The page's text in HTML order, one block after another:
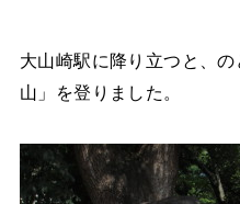
大山崎駅に降り立つと、
山」を登りました。